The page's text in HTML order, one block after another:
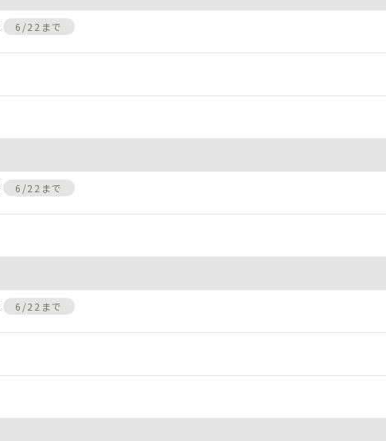
6/22まで
6/22まで
6/22まで